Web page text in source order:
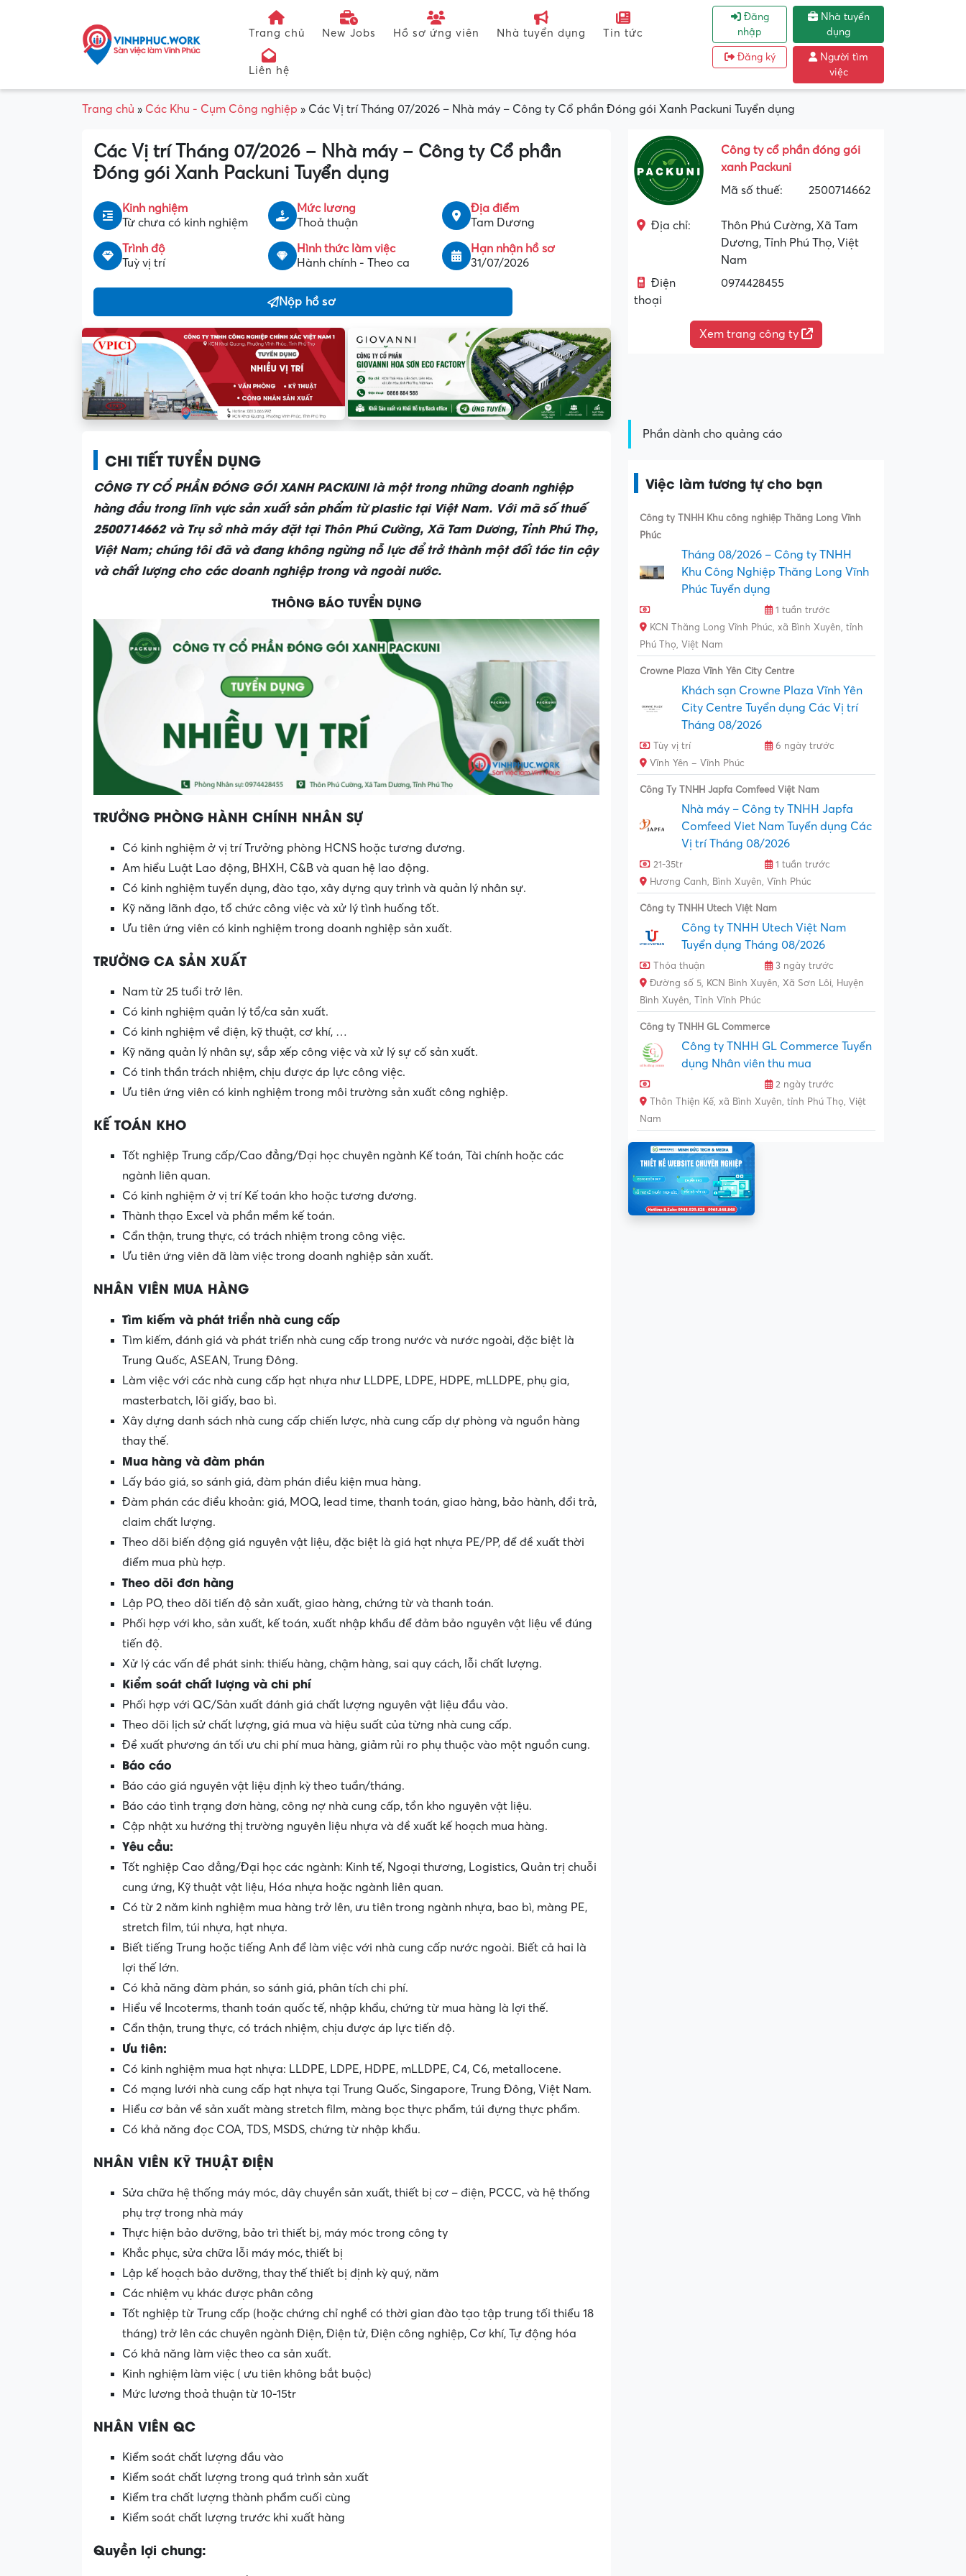
Trang chủ New Jobs Hồ sơ ứng viên Nhà tuyển dụng Tin tức
Liên hệ
Đăng
nhập
Đăng ký
Nhà tuyển
dụng
Người tìm
việc
Trang chủ » Các Khu - Cụm Công nghiệp » Các Vị trí Tháng 07/2026 – Nhà máy – Công ty Cổ phần Đóng gói Xanh Packuni Tuyển dụng
Các Vị trí Tháng 07/2026 – Nhà máy – Công ty Cổ phần
Đóng gói Xanh Packuni Tuyển dụng
Kinh nghiệm
Từ chưa có kinh nghiệm
Mức lương
Thoả thuận
Địa điểm
Tam Dương
Trình độ
Tuỳ vị trí
Hình thức làm việc
Hành chính - Theo ca
Hạn nhận hồ sơ
31/07/2026
Nộp hồ sơ
Công ty cổ phần đóng gói
xanh Packuni
Mã số thuế:
2500714662
Địa chỉ:
Thôn Phú Cường, Xã Tam
Dương, Tỉnh Phú Thọ, Việt
Nam
Điện
thoại
0974428455
Xem trang công ty
CHI TIẾT TUYỂN DỤNG
CÔNG TY CỔ PHẦN ĐÓNG GÓI XANH PACKUNIlà một trong những doanh nghiệp
hàng đầu trong lĩnh vực sản xuất sản phẩm từ plastic tại Việt Nam. Với mã số thuế
2500714662 và Trụ sở nhà máy đặt tại Thôn Phú Cường, Xã Tam Dương, Tỉnh Phú Thọ,
Việt Nam; chúng tôi đã và đang không ngừng nỗ lực để trở thành một đối tác tin cậy
và chất lượng cho các doanh nghiệp trong và ngoài nước.
THÔNG BÁO TUYỂN DỤNG
TRƯỞNG PHÒNG HÀNH CHÍNH NHÂN SỰ
Có kinh nghiệm ở vị trí Trưởng phòng HCNS hoặc tương đương.
Am hiểu Luật Lao động, BHXH, C&B và quan hệ lao động.
Có kinh nghiệm tuyển dụng, đào tạo, xây dựng quy trình và quản lý nhân sự.
Kỹ năng lãnh đạo, tổ chức công việc và xử lý tình huống tốt.
Ưu tiên ứng viên có kinh nghiệm trong doanh nghiệp sản xuất.
TRƯỞNG CA SẢN XUẤT
Nam từ 25 tuổi trở lên.
Có kinh nghiệm quản lý tổ/ca sản xuất.
Có kinh nghiệm về điện, kỹ thuật, cơ khí, …
Kỹ năng quản lý nhân sự, sắp xếp công việc và xử lý sự cố sản xuất.
Có tinh thần trách nhiệm, chịu được áp lực công việc.
Ưu tiên ứng viên có kinh nghiệm trong môi trường sản xuất công nghiệp.
KẾ TOÁN KHO
Tốt nghiệp Trung cấp/Cao đẳng/Đại học chuyên ngành Kế toán, Tài chính hoặc các
ngành liên quan.
Có kinh nghiệm ở vị trí Kế toán kho hoặc tương đương.
Thành thạo Excel và phần mềm kế toán.
Cẩn thận, trung thực, có trách nhiệm trong công việc.
Ưu tiên ứng viên đã làm việc trong doanh nghiệp sản xuất.
NHÂN VIÊN MUA HÀNG
Tìm kiếm và phát triển nhà cung cấp
Tìm kiếm, đánh giá và phát triển nhà cung cấp trong nước và nước ngoài, đặc biệt là
Trung Quốc, ASEAN, Trung Đông.
Làm việc với các nhà cung cấp hạt nhựa như LLDPE, LDPE, HDPE, mLLDPE, phụ gia,
masterbatch, lõi giấy, bao bì.
Xây dựng danh sách nhà cung cấp chiến lược, nhà cung cấp dự phòng và nguồn hàng
thay thế.
Mua hàng và đàm phán
Lấy báo giá, so sánh giá, đàm phán điều kiện mua hàng.
Đàm phán các điều khoản: giá, MOQ, lead time, thanh toán, giao hàng, bảo hành, đổi trả,
claim chất lượng.
Theo dõi biến động giá nguyên vật liệu, đặc biệt là giá hạt nhựa PE/PP, để đề xuất thời
điểm mua phù hợp.
Theo dõi đơn hàng
Lập PO, theo dõi tiến độ sản xuất, giao hàng, chứng từ và thanh toán.
Phối hợp với kho, sản xuất, kế toán, xuất nhập khẩu để đảm bảo nguyên vật liệu về đúng
tiến độ.
Xử lý các vấn đề phát sinh: thiếu hàng, chậm hàng, sai quy cách, lỗi chất lượng.
Kiểm soát chất lượng và chi phí
Phối hợp với QC/Sản xuất đánh giá chất lượng nguyên vật liệu đầu vào.
Theo dõi lịch sử chất lượng, giá mua và hiệu suất của từng nhà cung cấp.
Đề xuất phương án tối ưu chi phí mua hàng, giảm rủi ro phụ thuộc vào một nguồn cung.
Báo cáo
Báo cáo giá nguyên vật liệu định kỳ theo tuần/tháng.
Báo cáo tình trạng đơn hàng, công nợ nhà cung cấp, tồn kho nguyên vật liệu.
Cập nhật xu hướng thị trường nguyên liệu nhựa và đề xuất kế hoạch mua hàng.
Yêu cầu:
Tốt nghiệp Cao đẳng/Đại học các ngành: Kinh tế, Ngoại thương, Logistics, Quản trị chuỗi
cung ứng, Kỹ thuật vật liệu, Hóa nhựa hoặc ngành liên quan.
Có từ 2 năm kinh nghiệm mua hàng trở lên, ưu tiên trong ngành nhựa, bao bì, màng PE,
stretch film, túi nhựa, hạt nhựa.
Biết tiếng Trung hoặc tiếng Anh để làm việc với nhà cung cấp nước ngoài. Biết cả hai là
lợi thế lớn.
Có khả năng đàm phán, so sánh giá, phân tích chi phí.
Hiểu về Incoterms, thanh toán quốc tế, nhập khẩu, chứng từ mua hàng là lợi thế.
Cẩn thận, trung thực, có trách nhiệm, chịu được áp lực tiến độ.
Ưu tiên:
Có kinh nghiệm mua hạt nhựa: LLDPE, LDPE, HDPE, mLLDPE, C4, C6, metallocene.
Có mạng lưới nhà cung cấp hạt nhựa tại Trung Quốc, Singapore, Trung Đông, Việt Nam.
Hiểu cơ bản về sản xuất màng stretch film, màng bọc thực phẩm, túi đựng thực phẩm.
Có khả năng đọc COA, TDS, MSDS, chứng từ nhập khẩu.
NHÂN VIÊN KỸ THUẬT ĐIỆN
Sửa chữa hệ thống máy móc, dây chuyền sản xuất, thiết bị cơ – điện, PCCC, và hệ thống
phụ trợ trong nhà máy
Thực hiện bảo dưỡng, bảo trì thiết bị, máy móc trong công ty
Khắc phục, sửa chữa lỗi máy móc, thiết bị
Lập kế hoạch bảo dưỡng, thay thế thiết bị định kỳ quý, năm
Các nhiệm vụ khác được phân công
Tốt nghiệp từ Trung cấp (hoặc chứng chỉ nghề có thời gian đào tạo tập trung tối thiểu 18
tháng) trở lên các chuyên ngành Điện, Điện tử, Điện công nghiệp, Cơ khí, Tự động hóa
Có khả năng làm việc theo ca sản xuất.
Kinh nghiệm làm việc ( ưu tiên không bắt buộc)
Mức lương thoả thuận từ 10-15tr
NHÂN VIÊN QC
Kiểm soát chất lượng đầu vào
Kiểm soát chất lượng trong quá trình sản xuất
Kiểm tra chất lượng thành phẩm cuối cùng
Kiểm soát chất lượng trước khi xuất hàng
Quyền lợi chung:
Phần dành cho quảng cáo
Việc làm tương tự cho bạn
Công ty TNHH Khu công nghiệp Thăng Long Vĩnh
Phúc
Tháng 08/2026 – Công ty TNHH
Khu Công Nghiệp Thăng Long Vĩnh
Phúc Tuyển dụng
1 tuần trước
KCN Thăng Long Vĩnh Phúc, xã Bình Xuyên, tỉnh
Phú Thọ, Việt Nam
Crowne Plaza Vĩnh Yên City Centre
Khách sạn Crowne Plaza Vĩnh Yên
City Centre Tuyển dụng Các Vị trí
Tháng 08/2026
Tùy vị trí
6 ngày trước
Vĩnh Yên – Vĩnh Phúc
Công Ty TNHH Japfa Comfeed Việt Nam
Nhà máy – Công ty TNHH Japfa
Comfeed Viet Nam Tuyển dụng Các
Vị trí Tháng 08/2026
21-35tr
1 tuần trước
Hương Canh, Bình Xuyên, Vĩnh Phúc
Công ty TNHH Utech Việt Nam
Công ty TNHH Utech Việt Nam
Tuyển dụng Tháng 08/2026
Thỏa thuận
3 ngày trước
Đường số 5, KCN Bình Xuyên, Xã Sơn Lôi, Huyện
Bình Xuyên, Tỉnh Vĩnh Phúc
Công ty TNHH GL Commerce
Công ty TNHH GL Commerce Tuyển
dụng Nhân viên thu mua
2 ngày trước
Thôn Thiện Kế, xã Bình Xuyên, tỉnh Phú Thọ, Việt
Nam